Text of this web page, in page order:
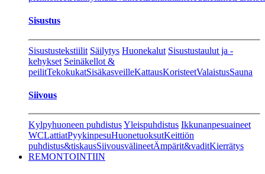
Sisustus
Sisustustekstiilit Säilytys Huonekalut Sisustustaulut ja -
kehykset Seinäkellot &
peilitTekokukatSisäkasveilleKattausKoristeetValaistusSauna
Siivous
Kylpyhuoneen puhdistusYleispuhdistus Ikkunanpesuaineet
WCLattiatPyykinpesuHuonetuoksutKeittiön
puhdistus&tiskausSiivousvälineetÄmpärit&vaditKierrätys
REMONTOINTIIN